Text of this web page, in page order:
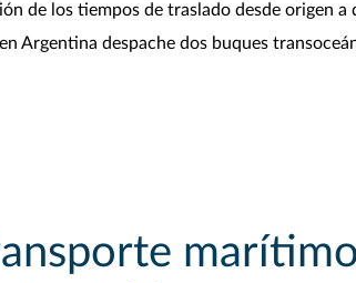
de los tiempos de traslado desde origen a
Argentina despache dos buques
marítimo